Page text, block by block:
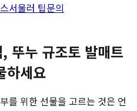
서울러 팁문의
뚜누 규조토 발매트
하세요
를 위한 선물을 고르는 것은 언